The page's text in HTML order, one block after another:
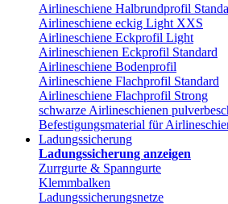
Airlineschiene Halbrundprofil
Airlineschiene eckig Light XXS
Airlineschiene Eckprofil Light
Airlineschienen Eckprofil Standard
Airlineschiene Bodenprofil
Airlineschiene Flachprofil Standard
Airlineschiene Flachprofil Strong
schwarze Airlineschienen
Befestigungsmaterial für
Ladungssicherung
Ladungssicherung anzeigen
Zurrgurte & Spanngurte
Klemmbalken
Ladungssicherungsnetze